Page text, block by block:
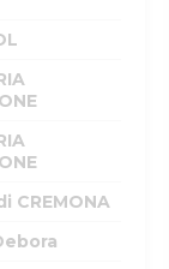
CREMONA